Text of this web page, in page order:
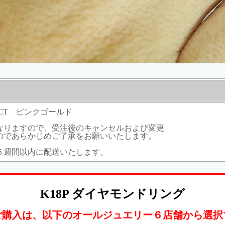
ピンクゴールド
ますので、受注後のキャンセルおよび変更
あらかじめご了承をお願いいたします。
間以内に配送いたします。
K18P ダイヤモンドリング
入は、以下のオールジュエリー６店舗から選